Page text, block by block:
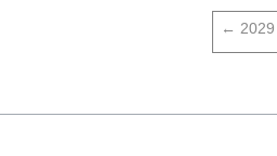
2029
←